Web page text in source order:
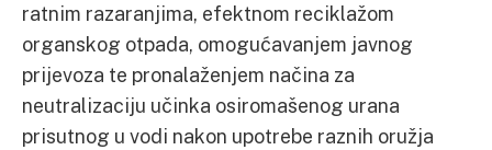
ratnim razaranjima, efektnom reciklažom
organskog otpada, omogućavanjem javnog
prijevoza te pronalaženjem načina za
neutralizaciju učinka osiromašenog urana
prisutnog u vodi nakon upotrebe raznih oružja